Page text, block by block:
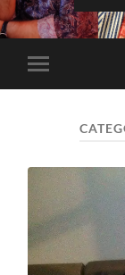
Toggle
mobile